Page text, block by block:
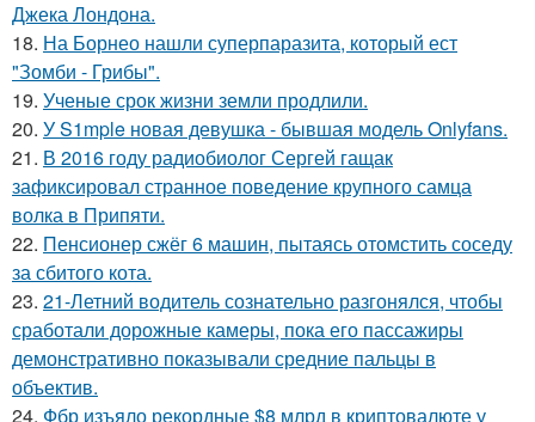
Джека Лондона.
18. На Борнео нашли суперпаразита, который ест
"Зомби - Грибы".
19. Ученые срок жизни земли продлили.
20. У S1mple новая девушка - бывшая модель Onlyfans.
21. В 2016 году радиобиолог Сергей гащак
зафиксировал странное поведение крупного самца
волка в Припяти.
22. Пенсионер сжёг 6 машин, пытаясь отомстить соседу
за сбитого кота.
23. 21-Летний водитель сознательно разгонялся, чтобы
сработали дорожные камеры, пока его пассажиры
демонстративно показывали средние пальцы в
объектив.
24. Фбр изъяло рекордные $8 млрд в криптовалюте у